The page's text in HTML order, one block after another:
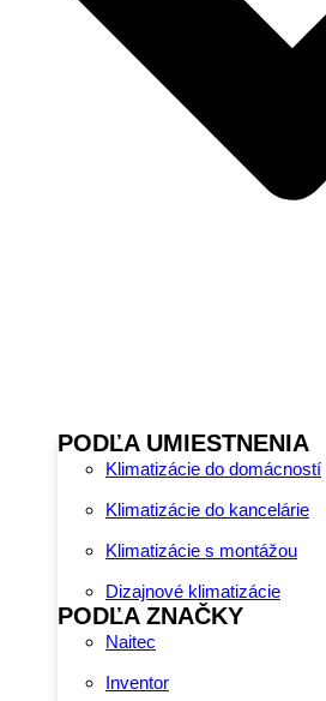
PODĽA UMIESTNENIA
Klimatizácie do domácností
Klimatizácie do kancelárie
Klimatizácie s montážou
Dizajnové klimatizácie
PODĽA ZNAČKY
Naitec
Inventor